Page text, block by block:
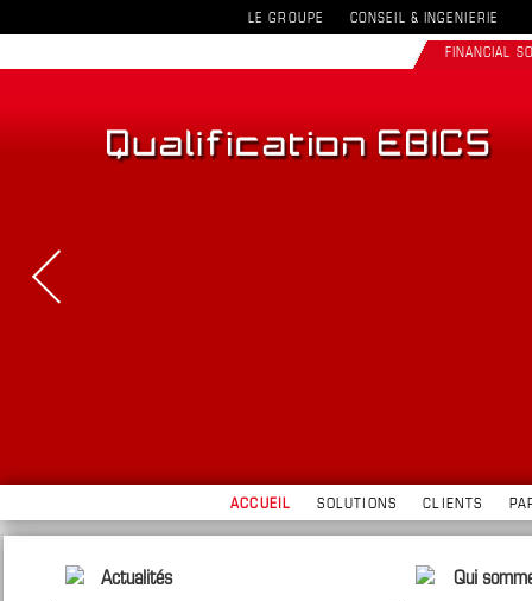
LE GROUPE CONSEIL & INGENIERIE
FINANCIAL
ACCUEIL SOLUTIONS CLIENTS
Actualités Qui